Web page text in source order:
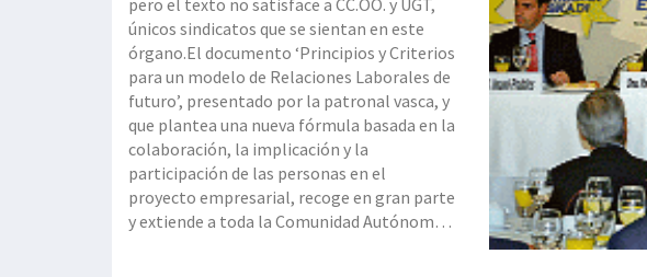
pero el texto no satisface a CC.OO. y UGT,
únicos sindicatos que se sientan en este
órgano.El documento ‘Principios y Criterios
para un modelo de Relaciones Laborales de
futuro’, presentado por la patronal vasca, y
que plantea una nueva fórmula basada en la
colaboración, la implicación y la
participación de las personas en el
proyecto empresarial, recoge en gran parte
y extiende a toda la Comunidad Autónoma